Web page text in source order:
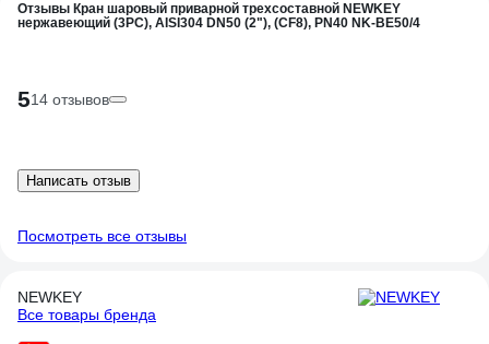
Отзывы Кран шаровый приварной трехсоставной NEWKEY
нержавеющий (3PC), AISI304 DN50 (2"), (CF8), PN40 NK-BE50/4
514 отзывов
Написать отзыв
Посмотреть все отзывы
NEWKEY
Все товары бренда